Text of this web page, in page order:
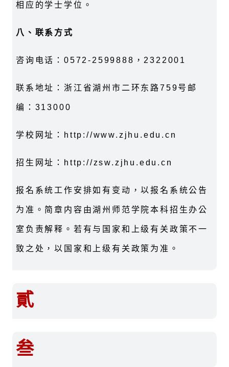
相应的学士学位。
八、联系方式
咨询电话：0572-2599888，2322001
联系地址：浙江省湖州市二环东路759号邮
编：313000
学校网址：http://www.zjhu.edu.cn
招生网址：http://zsw.zjhu.edu.cn
报名系统工作安排如有变动，以报名系统公告
为准。简章内容由湖州师范学院本科招生办公
室负责解释。若有与国家和上级有关政策不一
致之处，以国家和上级有关政策为准。
貳
叁